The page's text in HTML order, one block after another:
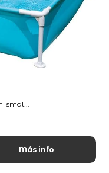
smal...
Más info